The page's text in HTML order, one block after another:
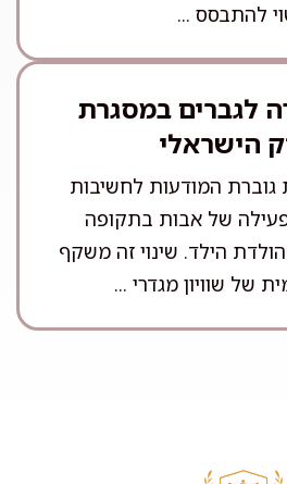
להתבסס ...
לגברים במסגרת
הישראלי
גוברת המודעות לחשיבות
של אבות בתקופה
הילד. שינוי זה משקף
של שוויון מגדרי ...